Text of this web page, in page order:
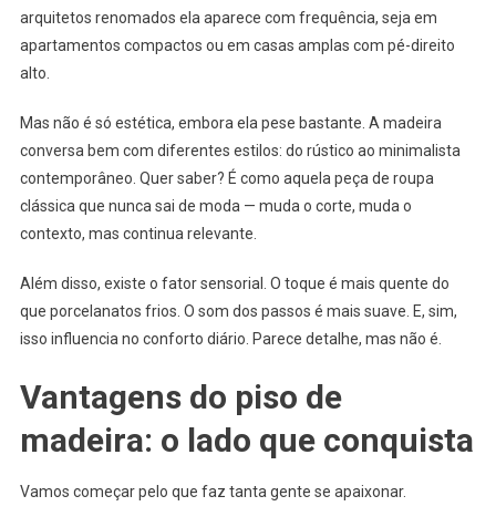
arquitetos renomados ela aparece com frequência, seja em
apartamentos compactos ou em casas amplas com pé-direito
alto.
Mas não é só estética, embora ela pese bastante. A madeira
conversa bem com diferentes estilos: do rústico ao minimalista
contemporâneo. Quer saber? É como aquela peça de roupa
clássica que nunca sai de moda — muda o corte, muda o
contexto, mas continua relevante.
Além disso, existe o fator sensorial. O toque é mais quente do
que porcelanatos frios. O som dos passos é mais suave. E, sim,
isso influencia no conforto diário. Parece detalhe, mas não é.
Vantagens do piso de
madeira: o lado que conquista
Vamos começar pelo que faz tanta gente se apaixonar.